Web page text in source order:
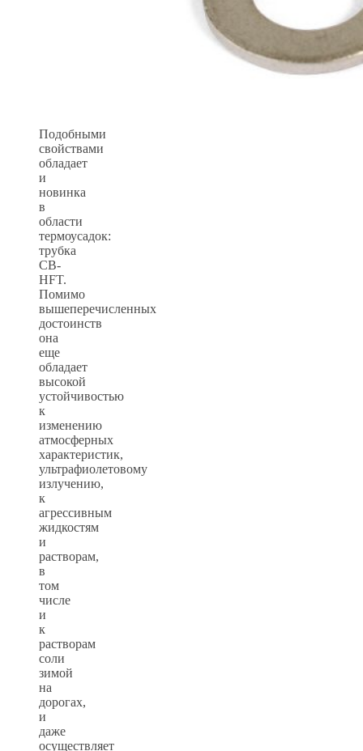
Подобными
свойствами
обладает
и
новинка
в
области
термоусадок:
трубка
CB-
HFT.
Помимо
вышеперечисленных
достоинств
она
еще
обладает
высокой
устойчивостью
к
изменению
атмосферных
характеристик,
ультрафиолетовому
излучению,
к
агрессивным
жидкостям
и
растворам,
в
том
числе
и
к
растворам
соли
зимой
на
дорогах,
и
даже
осуществляет